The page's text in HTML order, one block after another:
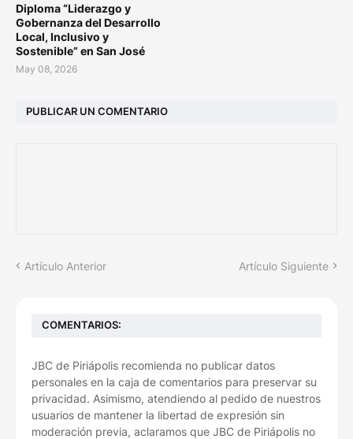
Diploma “Liderazgo y
Gobernanza del Desarrollo
Local, Inclusivo y
Sostenible” en San José
May 08, 2026
PUBLICAR UN COMENTARIO
Artículo Anterior Artículo Siguiente
COMENTARIOS:
JBC de Piriápolis recomienda no publicar datos
personales en la caja de comentarios para preservar su
privacidad. Asimismo, atendiendo al pedido de nuestros
usuarios de mantener la libertad de expresión sin
moderación previa, aclaramos que JBC de Piriápolis no